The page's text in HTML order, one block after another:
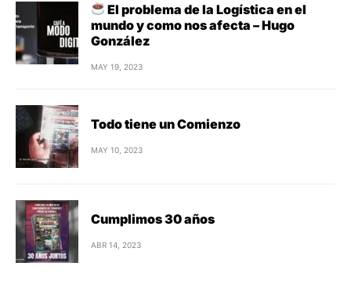
El problema de la Logística en el
mundo y como nos afecta – Hugo
González
MAY 19, 2023
Todo tiene un Comienzo
MAY 10, 2023
Cumplimos 30 años
ABR 14, 2023